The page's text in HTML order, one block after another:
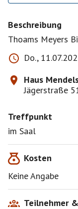
Beschreibung
Thoams Meyers
Do.,
Haus
Jägerstraße
Treffpunkt
im Saal
Kosten
Keine Angabe
Teilnehmer